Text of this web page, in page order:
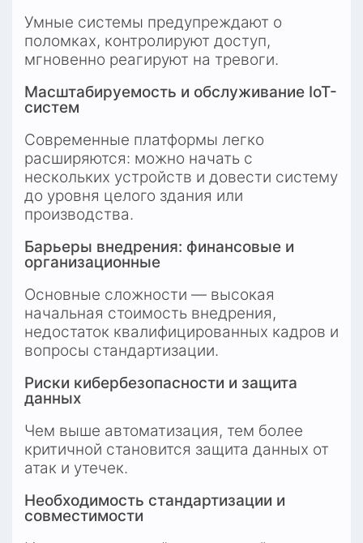
Умные системы предупреждают о
поломках, контролируют доступ,
мгновенно реагируют на тревоги.
Масштабируемость и обслуживание IoT-
систем
Современные платформы легко
расширяются: можно начать с
нескольких устройств и довести систему
до уровня целого здания или
производства.
Барьеры внедрения: финансовые и
организационные
Основные сложности — высокая
начальная стоимость внедрения,
недостаток квалифицированных кадров и
вопросы стандартизации.
Риски кибербезопасности и защита
данных
Чем выше автоматизация, тем более
критичной становится защита данных от
атак и утечек.
Необходимость стандартизации и
совместимости